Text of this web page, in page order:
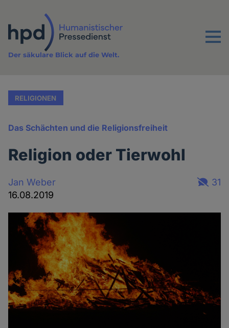
Inhalt
Menu
Der säkulare Blick auf die Welt.
RELIGIONEN
Das Schächten und die Religionsfreiheit
Religion oder Tierwohl
Jan Weber
16.08.2019
31